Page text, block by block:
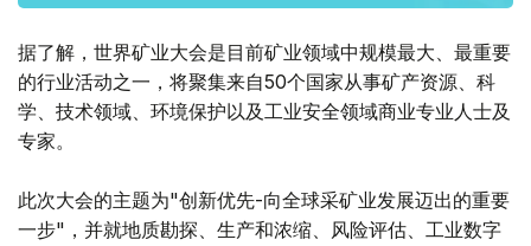
据了解，世界矿业大会是目前矿业领域中规模最大、最重要
的行业活动之一，将聚集来自50个国家从事矿产资源、科
学、技术领域、环境保护以及工业安全领域商业专业人士及
专家。
此次大会的主题为"创新优先-向全球采矿业发展迈出的重要
一步"，并就地质勘探、生产和浓缩、风险评估、工业数字